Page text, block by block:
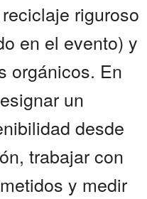
riguroso
en el evento) y
orgánicos. En
un
desde
trabajar con
y medir